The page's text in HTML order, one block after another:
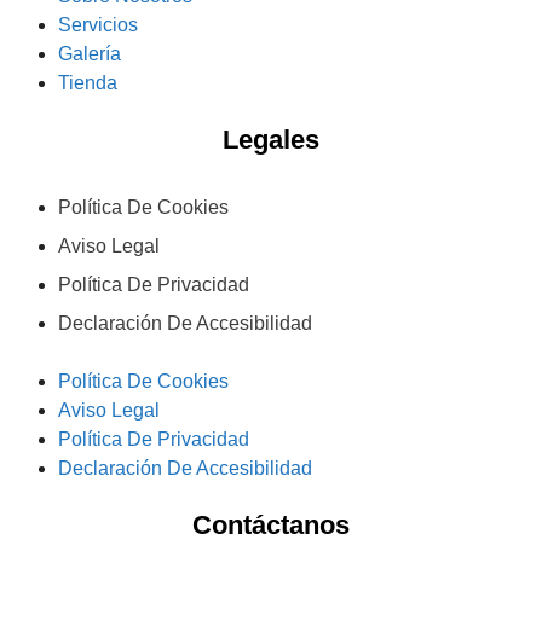
Servicios
Galería
Tienda
Legales
Política De Cookies
Aviso Legal
Política De Privacidad
Declaración De Accesibilidad
Política De Cookies
Aviso Legal
Política De Privacidad
Declaración De Accesibilidad
Contáctanos